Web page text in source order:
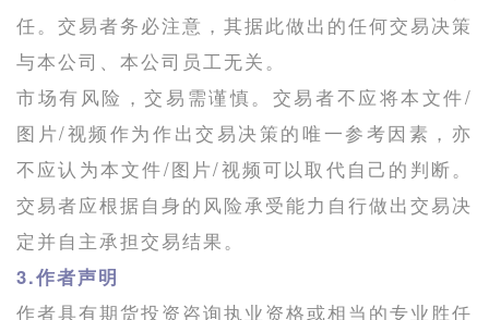
任。交易者务必注意，其据此做出的任何交易决策
与本公司、本公司员工无关。
市场有风险，交易需谨慎。交易者不应将本文件/
图片/视频作为作出交易决策的唯一参考因素，亦
不应认为本文件/图片/视频可以取代自己的判断。
交易者应根据自身的风险承受能力自行做出交易决
定并自主承担交易结果。
3.作者声明
作者具有期货投资咨询执业资格或相当的专业胜任